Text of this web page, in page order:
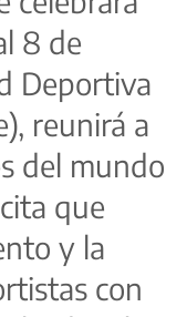
8 de
Deportiva
reunirá a
del mundo
que
y la
con